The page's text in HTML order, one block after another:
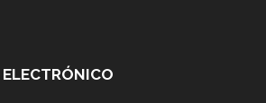
ELECTRÓNICO